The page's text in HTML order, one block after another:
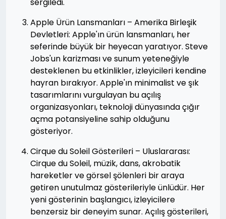
Apple Ürün Lansmanları – Amerika Birleşik
Devletleri: Apple'ın ürün lansmanları, her
seferinde büyük bir heyecan yaratıyor. Steve
Jobs'un karizması ve sunum yeteneğiyle
desteklenen bu etkinlikler, izleyicileri kendine
hayran bırakıyor. Apple'ın minimalist ve şık
tasarımlarını vurgulayan bu açılış
organizasyonları, teknoloji dünyasında çığır
açma potansiyeline sahip olduğunu
gösteriyor.
Cirque du Soleil Gösterileri – Uluslararası:
Cirque du Soleil, müzik, dans, akrobatik
hareketler ve görsel şölenleri bir araya
getiren unutulmaz gösterileriyle ünlüdür. Her
yeni gösterinin başlangıcı, izleyicilere
benzersiz bir deneyim sunar. Açılış gösterileri,